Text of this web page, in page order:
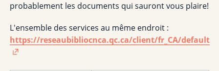
probablement les documents qui sauront vous plaire!
L'ensemble des services au même endroit :
https://reseaubibliocnca.qc.ca/client/fr_CA/default